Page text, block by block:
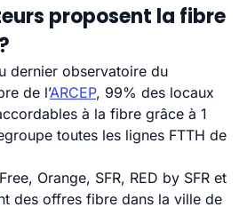
proposent la fibre
dernier observatoire du
de l’ARCEP, 99% des locaux
à la fibre grâce à 1
toutes les lignes FTTH de
Orange, SFR, RED by SFR et
des offres fibre dans la ville de